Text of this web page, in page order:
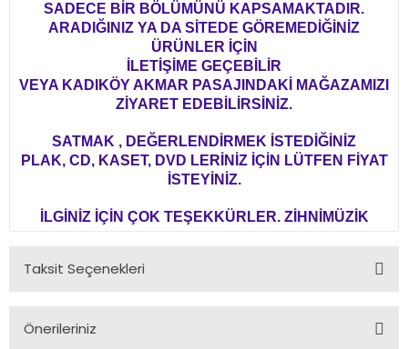
SADECE BİR BÖLÜMÜNÜ KAPSAMAKTADIR.
ARADIĞINIZ YA DA SİTEDE GÖREMEDİĞİNİZ
ÜRÜNLER İÇİN
İLETİŞİME GEÇEBİLİR
VEYA KADIKÖY AKMAR PASAJINDAKİ MAĞAZAMIZI
ZİYARET EDEBİLİRSİNİZ.
SATMAK , DEĞERLENDİRMEK İSTEDİĞİNİZ
PLAK, CD, KASET, DVD LERİNİZ İÇİN LÜTFEN FİYAT
İSTEYİNİZ.
İLGİNİZ İÇİN ÇOK TEŞEKKÜRLER. ZİHNİMÜZİK
Taksit Seçenekleri
Önerileriniz